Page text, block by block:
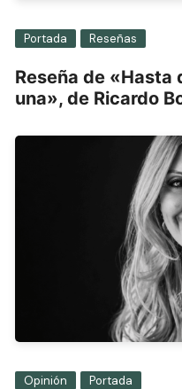
Portada Reseñas
Reseña de «Hasta
una», de Ricardo
Opinión Portada